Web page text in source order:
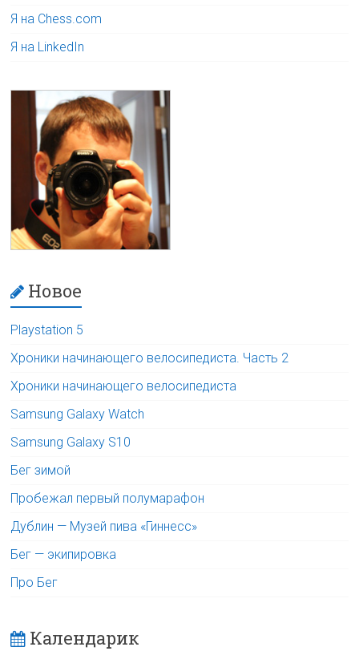
Я на Chess.com
Я на LinkedIn
Новое
Playstation 5
Хроники начинающего велосипедиста. Часть 2
Хроники начинающего велосипедиста
Samsung Galaxy Watch
Samsung Galaxy S10
Бег зимой
Пробежал первый полумарафон
Дублин — Музей пива «Гиннесс»
Бег — экипировка
Про Бег
Календарик